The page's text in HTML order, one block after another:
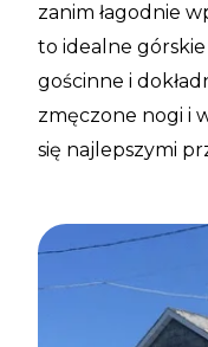
zanim łagodnie
to idealne górskie
gościnne i
zmęczone nogi i
się najlepszymi